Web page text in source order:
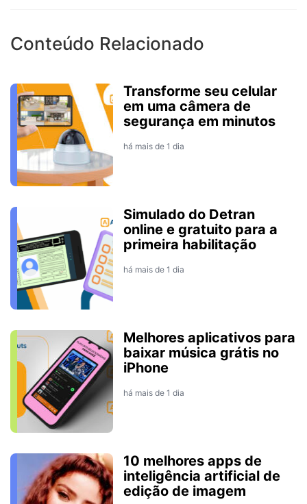
Conteúdo Relacionado
Transforme seu celular
em uma câmera de
segurança em minutos
há mais de 1 dia
Simulado do Detran
online e gratuito para a
primeira habilitação
há mais de 1 dia
Melhores aplicativos para
baixar música grátis no
iPhone
há mais de 1 dia
10 melhores apps de
inteligência artificial de
edição de imagem